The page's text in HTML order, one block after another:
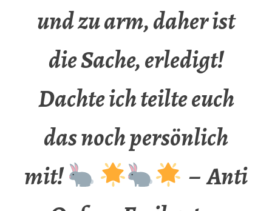
und zu arm, daher ist
die Sache, erledigt!
Dachte ich teilte euch
das noch persönlich
mit!
– Anti